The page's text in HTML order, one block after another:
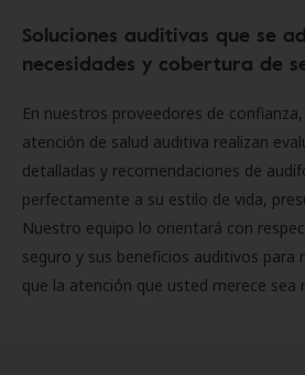
Soluciones auditivas que se
necesidades y cobertura de
En nuestros proveedores de
atención de salud auditiva realizan
detalladas y recomendaciones de
perfectamente a su estilo de vida,
Nuestro equipo lo orientará con
seguro y sus beneficios auditivos para
que la atención que usted merece sea